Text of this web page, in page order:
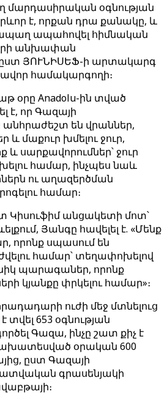
մարդասիրական օգնության
է, որքան դրա քանակը, և
ապահովել հիմնական
անխափան
ըստ ՅՈՒՆԻՍԵՖ-ի արտակարգ
համակարգողի։
օրը Anadolu-ին տված
է, որ Գազայի
են վրաններ,
և մաքուր խմելու ջուր,
և սարքավորումներ՝ ջուր
համար, ինչպես նաև
ու աղազերծման
համար։
Կիսուֆիմ անցակետի մոտ՝
Յանգը հավելել է. «Մենք
որոնք սպասում են
համար՝ տեղափոխելով
պարագաներ, որոնք
կյանքը փրկելու համար»։
ուժի մեջ մտնելուց
տվել 653 օգնության
Գազա, ինչը շատ քիչ է
օրական 600
ըստ Գազայի
գրասենյակի